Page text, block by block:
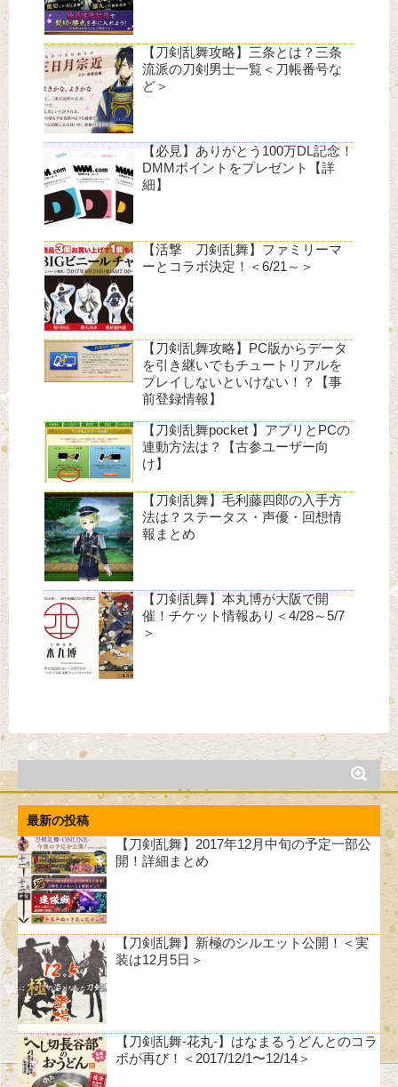
【刀剣乱舞攻略】三条とは？三条
流派の刀剣男士一覧＜刀帳番号な
ど＞
【必見】ありがとう100万DL記念！
DMMポイントをプレゼント【詳
細】
【活撃 刀剣乱舞】ファミリーマ
ーとコラボ決定！＜6/21～＞
【刀剣乱舞攻略】PC版からデータ
を引き継いでもチュートリアルを
プレイしないといけない！？【事
前登録情報】
【刀剣乱舞pocket 】アプリとPCの
連動方法は？【古参ユーザー向
け】
【刀剣乱舞】毛利藤四郎の入手方
法は？ステータス・声優・回想情
報まとめ
【刀剣乱舞】本丸博が大阪で開
催！チケット情報あり＜4/28～5/7
＞
最新の投稿
【刀剣乱舞】2017年12月中旬の予定一部公
開！詳細まとめ
【刀剣乱舞】新極のシルエット公開！＜実
装は12月5日＞
【刀剣乱舞-花丸-】はなまるうどんとのコラ
ボが再び！＜2017/12/1〜12/14＞